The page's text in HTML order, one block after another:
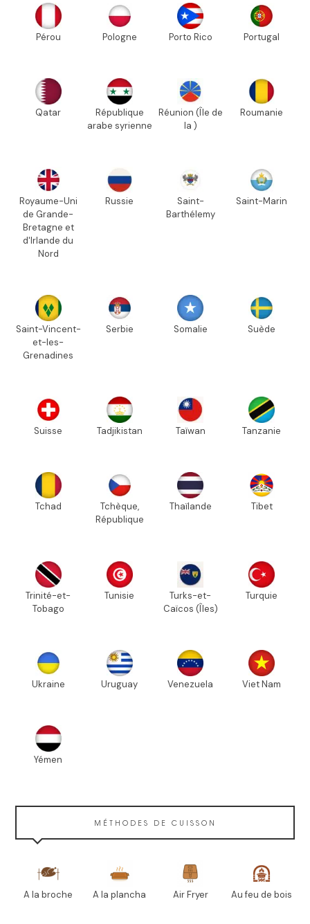
Pérou Pologne Porto Rico Portugal
Qatar
République
arabe syrienne
Réunion (Île de
la )
Roumanie
Royaume-Uni
de Grande-
Bretagne et
d'Irlande du
Nord
Russie
Saint-
Barthélemy
Saint-Marin
Saint-Vincent-
et-les-
Grenadines
Serbie Somalie Suède
Suisse Tadjikistan Taïwan Tanzanie
Tchad
Tchèque,
République
Thaïlande Tibet
Trinité-et-
Tobago
Tunisie
Turks-et-
Caïcos (Îles)
Turquie
Ukraine Uruguay Venezuela Viet Nam
Yémen
MÉTHODES DE CUISSON
A la broche A la plancha Air Fryer Au feu de bois